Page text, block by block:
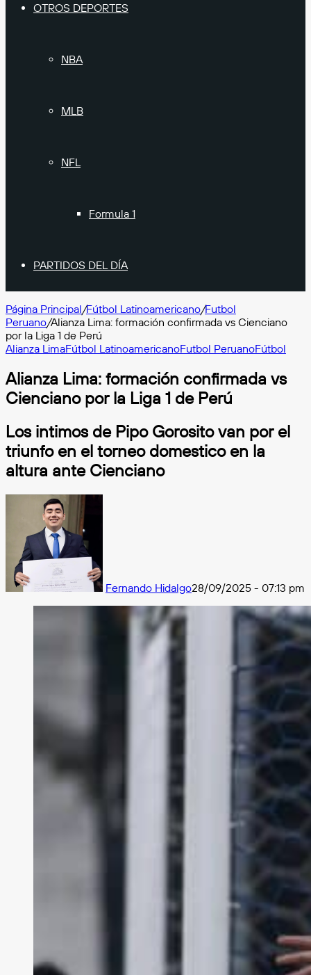
OTROS DEPORTES
NBA
MLB
NFL
Formula 1
PARTIDOS DEL DÍA
Página Principal/Fútbol Latinoamericano/Futbol
Peruano/Alianza Lima: formación confirmada vs Cienciano
por la Liga 1 de Perú
Alianza LimaFútbol LatinoamericanoFutbol PeruanoFútbol
Alianza Lima: formación confirmada vs
Cienciano por la Liga 1 de Perú
Los intimos de Pipo Gorosito van por el
triunfo en el torneo domestico en la
altura ante Cienciano
Fernando Hidalgo28/09/2025 - 07:13 pm